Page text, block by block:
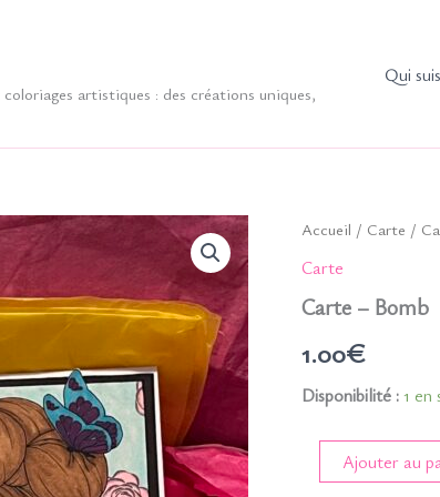
artistiques : des créations uniques,
Qui
Accueil / Carte /
Carte
Carte – Bomb
1.00€
Disponibilité :1 en
Ajouter au